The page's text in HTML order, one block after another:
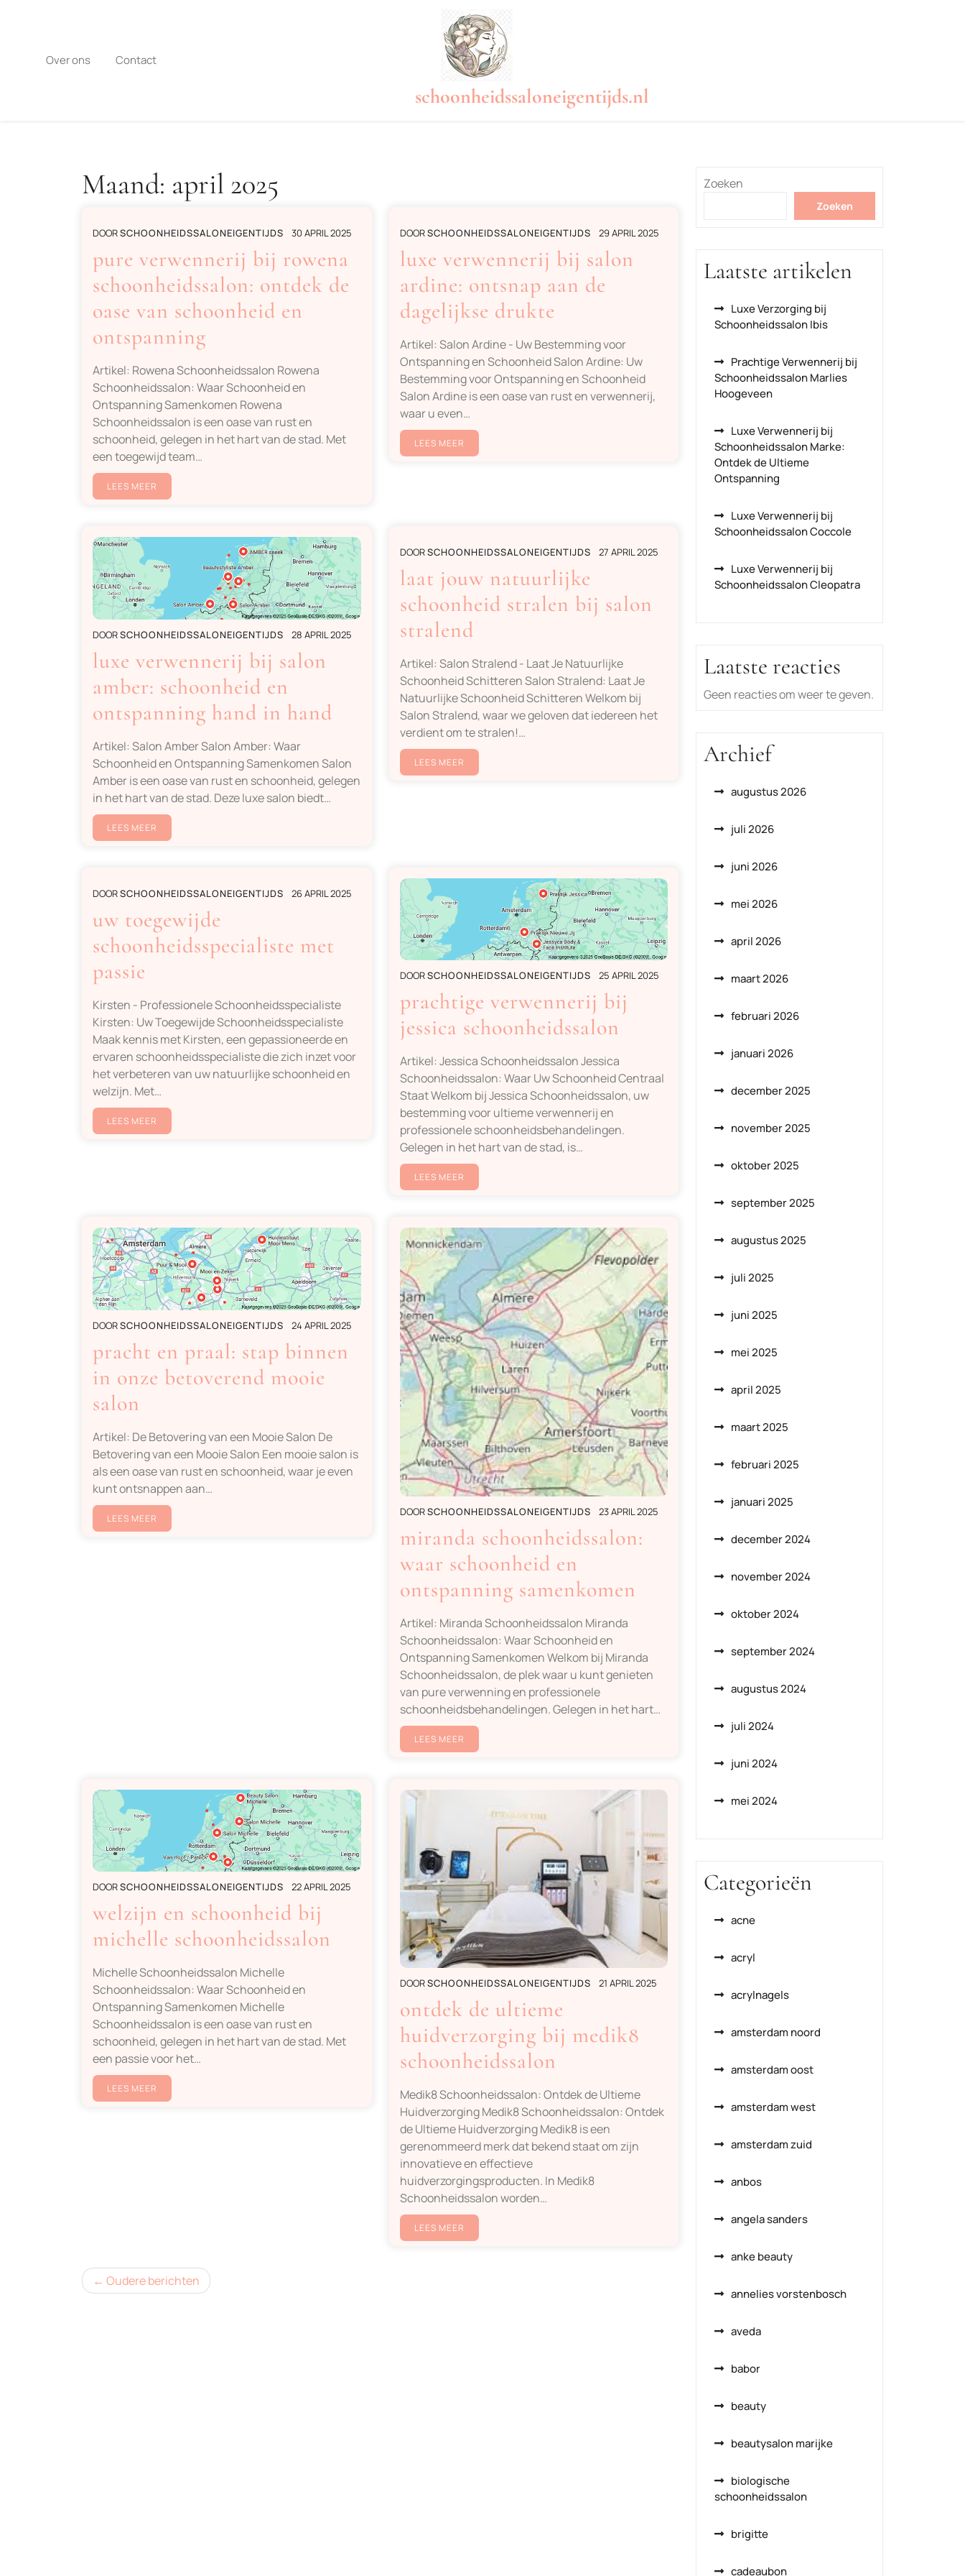
Over ons Contact
schoonheidssaloneigentijds.nl
Maand: april 2025
DOORSCHOONHEIDSSALONEIGENTIJDS 30 APRIL 2025
pure verwennerij bij rowena
schoonheidssalon: ontdek de
oase van schoonheid en
ontspanning
Artikel: Rowena Schoonheidssalon Rowena
Schoonheidssalon: Waar Schoonheid en
Ontspanning Samenkomen Rowena
Schoonheidssalon is een oase van rust en
schoonheid, gelegen in het hart van de stad. Met
een toegewijd team…
LEES MEER
DOORSCHOONHEIDSSALONEIGENTIJDS 29 APRIL 2025
luxe verwennerij bij salon
ardine: ontsnap aan de
dagelijkse drukte
Artikel: Salon Ardine - Uw Bestemming voor
Ontspanning en Schoonheid Salon Ardine: Uw
Bestemming voor Ontspanning en Schoonheid
Salon Ardine is een oase van rust en verwennerij,
waar u even…
LEES MEER
DOORSCHOONHEIDSSALONEIGENTIJDS 28 APRIL 2025
luxe verwennerij bij salon
amber: schoonheid en
ontspanning hand in hand
Artikel: Salon Amber Salon Amber: Waar
Schoonheid en Ontspanning Samenkomen Salon
Amber is een oase van rust en schoonheid, gelegen
in het hart van de stad. Deze luxe salon biedt…
LEES MEER
DOORSCHOONHEIDSSALONEIGENTIJDS 27 APRIL 2025
laat jouw natuurlijke
schoonheid stralen bij salon
stralend
Artikel: Salon Stralend - Laat Je Natuurlijke
Schoonheid Schitteren Salon Stralend: Laat Je
Natuurlijke Schoonheid Schitteren Welkom bij
Salon Stralend, waar we geloven dat iedereen het
verdient om te stralen!…
LEES MEER
DOORSCHOONHEIDSSALONEIGENTIJDS 26 APRIL 2025
uw toegewijde
schoonheidsspecialiste met
passie
Kirsten - Professionele Schoonheidsspecialiste
Kirsten: Uw Toegewijde Schoonheidsspecialiste
Maak kennis met Kirsten, een gepassioneerde en
ervaren schoonheidsspecialiste die zich inzet voor
het verbeteren van uw natuurlijke schoonheid en
welzijn. Met…
LEES MEER
DOORSCHOONHEIDSSALONEIGENTIJDS 25 APRIL 2025
prachtige verwennerij bij
jessica schoonheidssalon
Artikel: Jessica Schoonheidssalon Jessica
Schoonheidssalon: Waar Uw Schoonheid Centraal
Staat Welkom bij Jessica Schoonheidssalon, uw
bestemming voor ultieme verwennerij en
professionele schoonheidsbehandelingen.
Gelegen in het hart van de stad, is…
LEES MEER
DOORSCHOONHEIDSSALONEIGENTIJDS 24 APRIL 2025
pracht en praal: stap binnen
in onze betoverend mooie
salon
Artikel: De Betovering van een Mooie Salon De
Betovering van een Mooie Salon Een mooie salon is
als een oase van rust en schoonheid, waar je even
kunt ontsnappen aan…
LEES MEER
DOORSCHOONHEIDSSALONEIGENTIJDS 23 APRIL 2025
miranda schoonheidssalon:
waar schoonheid en
ontspanning samenkomen
Artikel: Miranda Schoonheidssalon Miranda
Schoonheidssalon: Waar Schoonheid en
Ontspanning Samenkomen Welkom bij Miranda
Schoonheidssalon, de plek waar u kunt genieten
van pure verwenning en professionele
schoonheidsbehandelingen. Gelegen in het hart…
LEES MEER
DOORSCHOONHEIDSSALONEIGENTIJDS 22 APRIL 2025
welzijn en schoonheid bij
michelle schoonheidssalon
Michelle Schoonheidssalon Michelle
Schoonheidssalon: Waar Schoonheid en
Ontspanning Samenkomen Michelle
Schoonheidssalon is een oase van rust en
schoonheid, gelegen in het hart van de stad. Met
een passie voor het…
LEES MEER
DOORSCHOONHEIDSSALONEIGENTIJDS 21 APRIL 2025
ontdek de ultieme
huidverzorging bij medik8
schoonheidssalon
Medik8 Schoonheidssalon: Ontdek de Ultieme
Huidverzorging Medik8 Schoonheidssalon: Ontdek
de Ultieme Huidverzorging Medik8 is een
gerenommeerd merk dat bekend staat om zijn
innovatieve en effectieve
huidverzorgingsproducten. In Medik8
Schoonheidssalon worden…
LEES MEER
Berichtennavigatie
Oudere berichten
Zoeken
Zoeken
Laatste artikelen
Luxe Verzorging bij
Schoonheidssalon Ibis
Prachtige Verwennerij bij
Schoonheidssalon Marlies
Hoogeveen
Luxe Verwennerij bij
Schoonheidssalon Marke:
Ontdek de Ultieme
Ontspanning
Luxe Verwennerij bij
Schoonheidssalon Coccole
Luxe Verwennerij bij
Schoonheidssalon Cleopatra
Laatste reacties
Geen reacties om weer te geven.
Archief
augustus 2026
juli 2026
juni 2026
mei 2026
april 2026
maart 2026
februari 2026
januari 2026
december 2025
november 2025
oktober 2025
september 2025
augustus 2025
juli 2025
juni 2025
mei 2025
april 2025
maart 2025
februari 2025
januari 2025
december 2024
november 2024
oktober 2024
september 2024
augustus 2024
juli 2024
juni 2024
mei 2024
Categorieën
acne
acryl
acrylnagels
amsterdam noord
amsterdam oost
amsterdam west
amsterdam zuid
anbos
angela sanders
anke beauty
annelies vorstenbosch
aveda
babor
beauty
beautysalon marijke
biologische
schoonheidssalon
brigitte
cadeaubon